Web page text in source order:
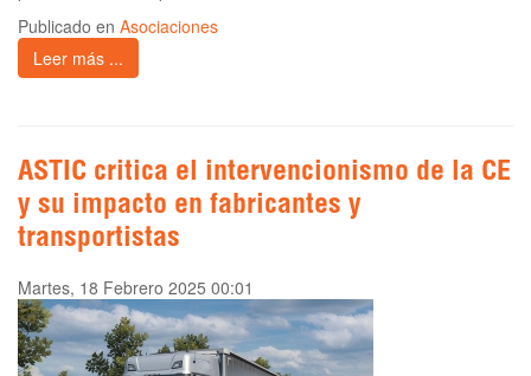
Publicado en Asociaciones
Leer más ...
ASTIC critica el intervencionismo de la CE
y su impacto en fabricantes y
transportistas
Martes, 18 Febrero 2025 00:01